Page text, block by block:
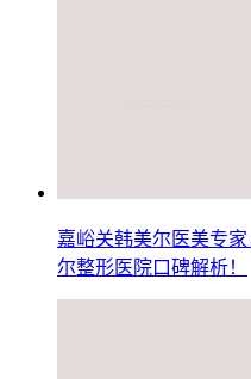
嘉峪关韩美尔医美专
尔整形医院口碑解析！